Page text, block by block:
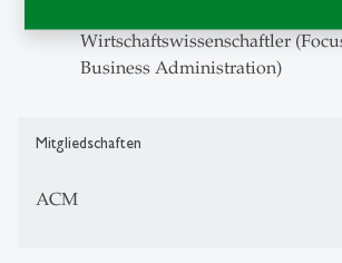
Wirtschaftswissenschaftler
Business Administration)
Mitgliedschaften
ACM